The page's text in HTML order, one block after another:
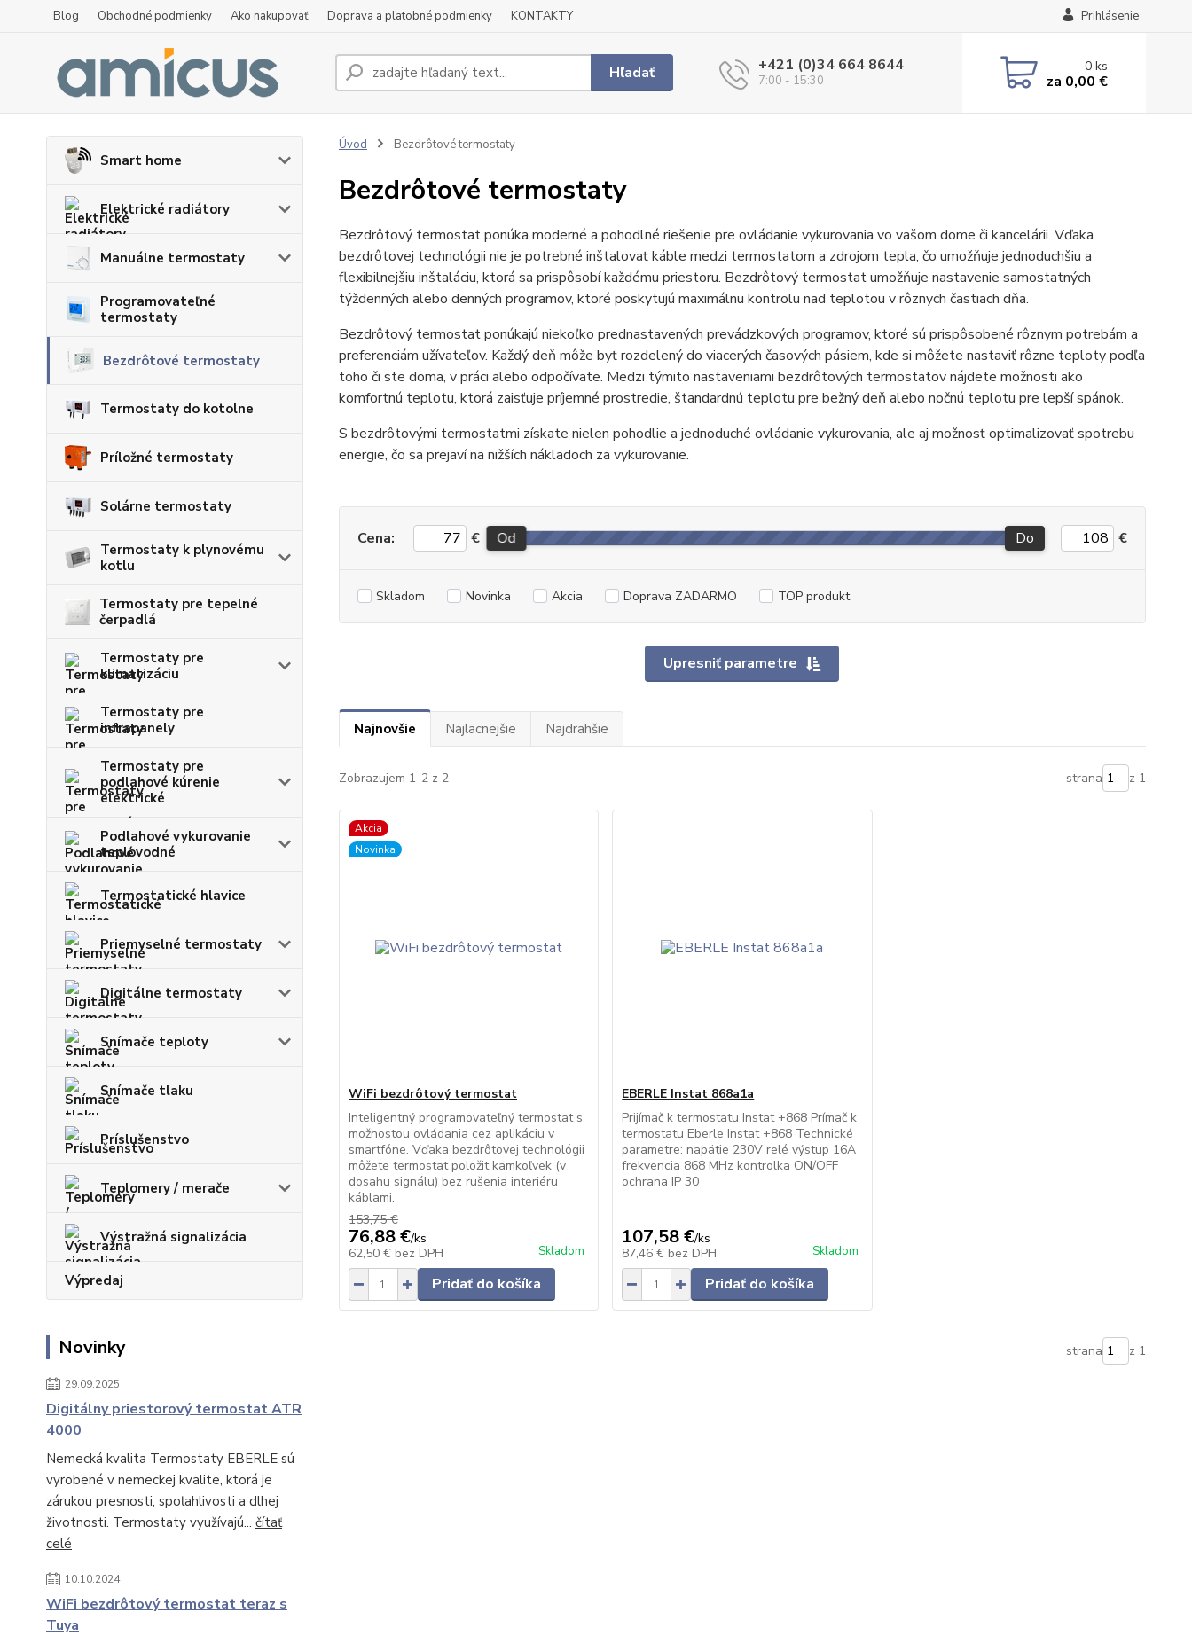
Blog Obchodné podmienky Ako nakupovať Doprava a platobné podmienky KONTAKTY Prihlásenie
Hľadať +421 (0)34 664 8644
7:00 - 15:30
0ks
za 0,00 €
Smart home
Elektrické radiátory
Manuálne termostaty
Programovateľné
termostaty
Bezdrôtové termostaty
Termostaty do kotolne
Príložné termostaty
Solárne termostaty
Termostaty k plynovému
kotlu
Termostaty pre tepelné
čerpadlá
Termostaty pre
klimatizáciu
Termostaty pre
infrapanely
Termostaty pre
podlahové kúrenie
elektrické
Podlahové vykurovanie
teplovodné
Termostatické hlavice
Priemyselné termostaty
Digitálne termostaty
Snímače teploty
Snímače tlaku
Príslušenstvo
Teplomery / merače
Výstražná signalizácia
Výpredaj
Novinky
29.09.2025
Digitálny priestorový termostat ATR
4000
Nemecká kvalita Termostaty EBERLE sú
vyrobené v nemeckej kvalite, ktorá je
zárukou presnosti, spoľahlivosti a dlhej
životnosti. Termostaty využívajú... čítať
celé
10.10.2024
WiFi bezdrôtový termostat teraz s
Tuya
Úvod Bezdrôtové termostaty
Bezdrôtové termostaty
Bezdrôtový termostat ponúka moderné a pohodlné riešenie pre ovládanie vykurovania vo vašom dome či kancelárii. Vďaka
bezdrôtovej technológii nie je potrebné inštalovať káble medzi termostatom a zdrojom tepla, čo umožňuje jednoduchšiu a
flexibilnejšiu inštaláciu, ktorá sa prispôsobí každému priestoru. Bezdrôtový termostat umožňuje nastavenie samostatných
týždenných alebo denných programov, ktoré poskytujú maximálnu kontrolu nad teplotou v rôznych častiach dňa.
Bezdrôtový termostat ponúkajú niekoľko prednastavených prevádzkových programov, ktoré sú prispôsobené rôznym potrebám a
preferenciám užívateľov. Každý deň môže byť rozdelený do viacerých časových pásiem, kde si môžete nastaviť rôzne teploty podľa
toho či ste doma, v práci alebo odpočívate. Medzi týmito nastaveniami bezdrôtových termostatov nájdete možnosti ako
komfortnú teplotu, ktorá zaisťuje príjemné prostredie, štandardnú teplotu pre bežný deň alebo nočnú teplotu pre lepší spánok.
S bezdrôtovými termostatmi získate nielen pohodlie a jednoduché ovládanie vykurovania, ale aj možnosť optimalizovať spotrebu
energie, čo sa prejaví na nižších nákladoch za vykurovanie.
Upresniť parametre
Cena: € Od Do €
Skladom Novinka Akcia Doprava ZADARMO TOP produkt
Najnovšie Najlacnejšie Najdrahšie
Zobrazujem 1-2 z 2 strana z 1
Akcia
Novinka
WiFi bezdrôtový termostat
Inteligentný programovateľný termostat s
možnostou ovládania cez aplikáciu v
smartfóne. Vďaka bezdrôtovej technológii
môžete termostat položit kamkoľvek (v
dosahu signálu) bez rušenia interiéru
káblami.
153,75 €
76,88 €/ks
62,50 € bez DPH Skladom
Pridať do košíka
EBERLE Instat 868a1a
Prijímač k termostatu Instat +868 Prímač k
termostatu Eberle Instat +868 Technické
parametre: napätie 230V relé výstup 16A
frekvencia 868 MHz kontrolka ON/OFF
ochrana IP 30
107,58 €/ks
87,46 € bez DPH Skladom
Pridať do košíka
strana z 1